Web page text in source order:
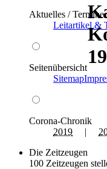
Aktuelles / Termine
Leitartikel &
Seitenübersicht
Sitemap
Corona-Chronik
2019 |
Die Zeitzeugen
100 Zeitzeugen